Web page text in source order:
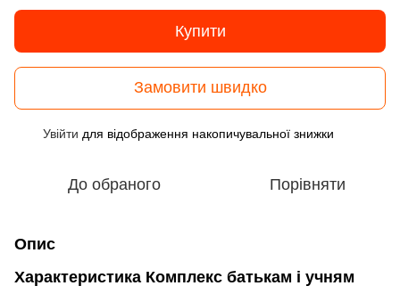
Купити
Замовити швидко
Увійти для відображення накопичувальної знижки
До обраного Порівняти
Опис
Характеристика Комплекс батькам і учням